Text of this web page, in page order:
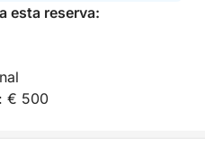
esta reserva:
€ 500